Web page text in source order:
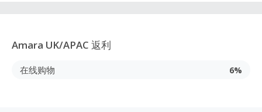
Amara UK/APAC 返利
在线购物 6%